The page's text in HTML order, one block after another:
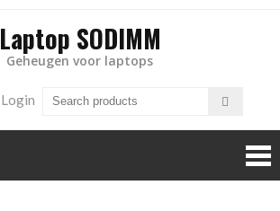
Laptop SODIMM
Geheugen voor laptops
Login